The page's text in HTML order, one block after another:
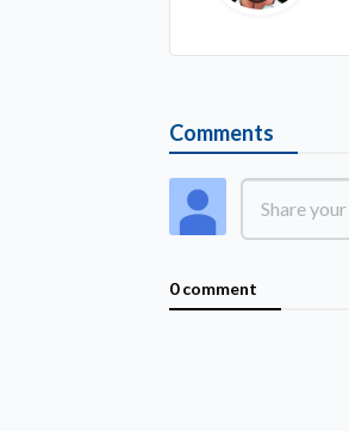
Comments
0 comment